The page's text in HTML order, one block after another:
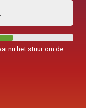
nu het stuur om de